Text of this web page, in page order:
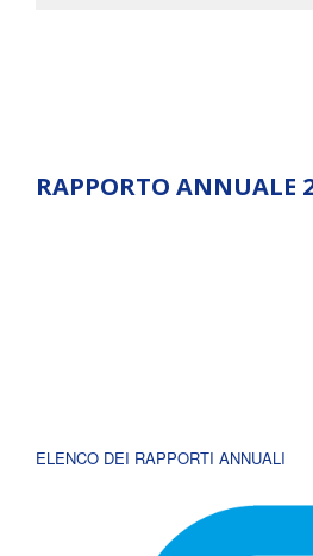
RAPPORTO ANNUALE
ELENCO DEI RAPPORTI ANNUALI